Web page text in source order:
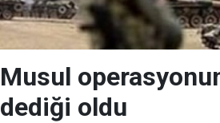
Musul
dediği oldu